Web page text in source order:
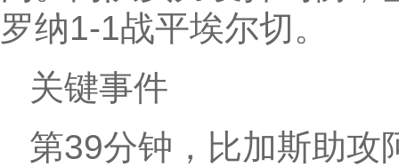
罗纳1-1战平埃尔切。
关键事件
第39分钟，比加斯助攻